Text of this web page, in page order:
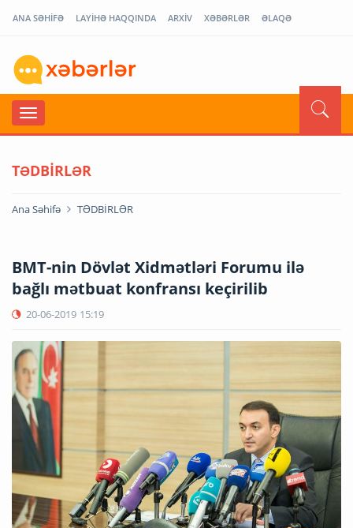
ANA SƏHİFƏ LAYİHƏ HAQQINDA ARXİV XƏBƏRLƏR ƏLAQƏ
TƏDBİRLƏR
Ana Səhifə TƏDBİRLƏR
BMT-nin Dövlət Xidmətləri Forumu ilə
bağlı mətbuat konfransı keçirilib
20-06-2019 15:19